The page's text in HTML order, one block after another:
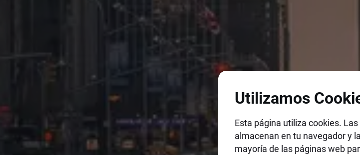
Utilizamos
Esta página utiliza cookies.
almacenan en tu navegador y
mayoría de las páginas web